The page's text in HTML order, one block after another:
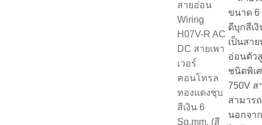
สายอ่อน
Wiring
H07V-R AC
DC สายเพา
เวอร์
คอนโทรล
ทองแดงชุบ
สีเงิน 6
Sq.mm. (สี
ขนาด 6
ดีบุกสีเ
เป็นสา
อ่อนตัว
ชนิดพิเ
750V ส
สามาร
นอกจา